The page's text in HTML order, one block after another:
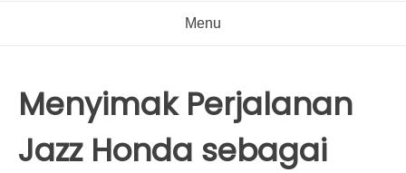
Menu
Menyimak Perjalanan
Jazz Honda sebagai